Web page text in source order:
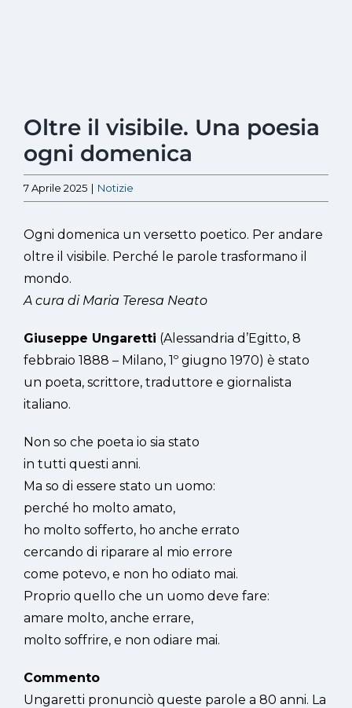
immagine
Oltre il visibile. Una poesia
ogni domenica
7 Aprile 2025 | Notizie
Ogni domenica un versetto poetico. Per andare
oltre il visibile. Perché le parole trasformano il
mondo.
A cura di Maria Teresa Neato
Giuseppe Ungaretti (Alessandria d’Egitto, 8
febbraio 1888 – Milano, 1º giugno 1970) è stato
un poeta, scrittore, traduttore e giornalista
italiano.
Non so che poeta io sia stato
in tutti questi anni.
Ma so di essere stato un uomo:
perché ho molto amato,
ho molto sofferto, ho anche errato
cercando di riparare al mio errore
come potevo, e non ho odiato mai.
Proprio quello che un uomo deve fare:
amare molto, anche errare,
molto soffrire, e non odiare mai.
Commento
Ungaretti pronunciò queste parole a 80 anni. La